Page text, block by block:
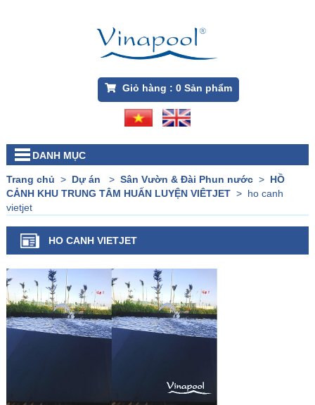
Giỏ hàng : 0Sản phẩm
DANH MỤC
Trang chủ > Dự án > Sân Vườn & Đài Phun nước> HỒ
CẢNH KHU TRUNG TÂM HUẤN LUYỆN VIÊTJET> ho canh
vietjet
HO CANH VIETJET